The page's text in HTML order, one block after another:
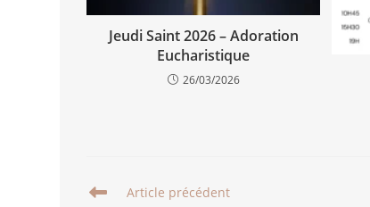
Jeudi Saint 2026 – Adoration
Eucharistique
26/03/2026
Article précédent